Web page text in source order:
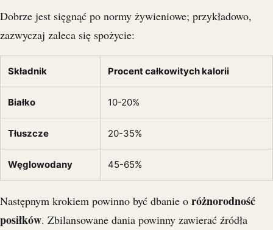
Dobrze jest sięgnąć po normy żywieniowe; przykładowo,
zazwyczaj zaleca się spożycie:
Składnik Procent całkowitych kalorii
Białko 10-20%
Tłuszcze 20-35%
Węglowodany 45-65%
Następnym krokiem powinno być dbanie o różnorodność
posiłków. Zbilansowane dania powinny zawierać źródła